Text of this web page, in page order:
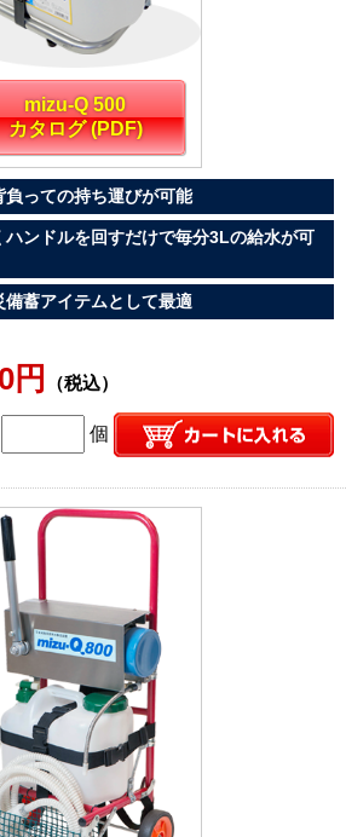
mizu-Q 500
カタログ (PDF)
っての持ち運びが可能
ンドルを回すだけで毎分3Lの給水が可
蓄アイテムとして最適
円 （税込）
個